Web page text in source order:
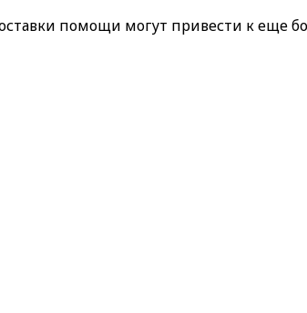
помощи могут привести к еще